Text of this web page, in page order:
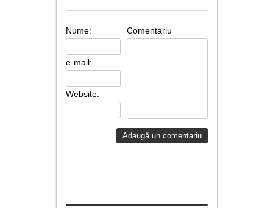
Comentariu
Nume:
e-mail:
Website: